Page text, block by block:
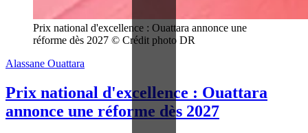
Prix national d'excellence : Ouattara annonce une
réforme dès 2027 © Crédit photo DR
Alassane Ouattara
Prix national d'excellence : Ouattara
annonce une réforme dès 2027